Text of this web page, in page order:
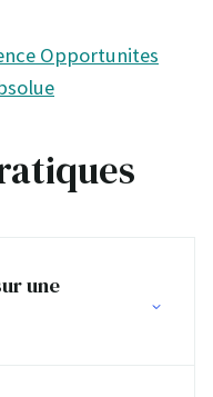
Opportunites
une